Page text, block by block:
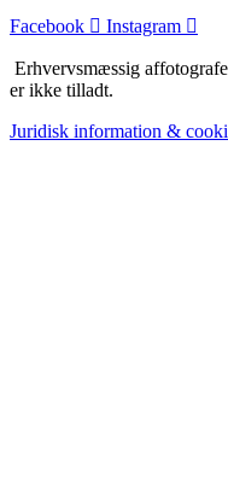
Facebook Instagram
Erhvervsmæssig
er ikke tilladt.
Juridisk information &